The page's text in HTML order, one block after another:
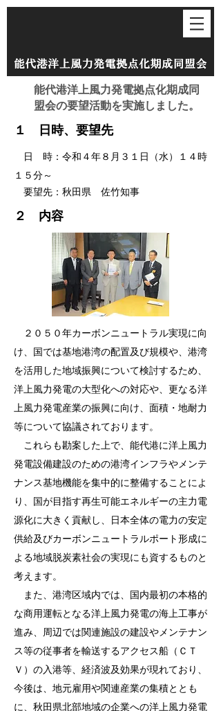
​能代港洋上風力発電拠点化期成同
盟会の要望活動を実施しました。
１ 日時、要望先
日 時：令和４年８月３１日（水）１４時
１５分～
要望先：秋田県 佐竹知事
２ 内容
２０５０年カーボンニュートラル実現に向
け、国では基地港湾の配置及び規模や、港湾
を活用した地域振興について検討するため、
洋上風力発電の大型化への対応や、更なる洋
上風力発電産業の振興に向け、面積・地耐力
等について協議されております。
これらも勘案した上で、能代港に洋上風力
発電設備建設のための港湾インフラやメンテ
ナンス基地機能を集中的に整備することによ
り、国が目指す再生可能エネルギーの主力電
源化に大きく貢献し、日本全体の電力の安定
供給及びカーボンニュートラルポート形成に
よる地域脱炭素社会の実現にも資するものと
考えます。
​ また、 港湾区域内では、国内最初の本格的
な商用運転となる洋上風力発電の海上工事が
進み、周辺では関連施設の建設やメンテナン
ス等の従事者を輸送するアクセス船（ＣＴ
Ｖ）の入港等、経済波及効果が現れており、
今後は、地元雇用や関連産業の集積ととも
に、秋田県北部地域の企業への洋上風力発電